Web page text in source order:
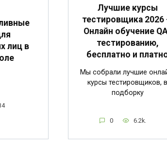
лиц в
Лучшие курсы
тестировщика 2026
Онлайн обучение
тестированию,
бесплатно и
Мы собрали лучшие
курсы тестировщиков, в
подборку
0 6.2k.